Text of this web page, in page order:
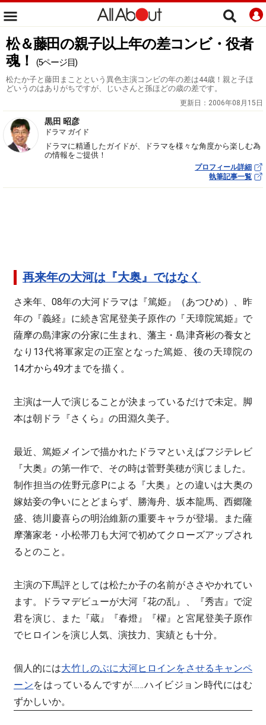
松＆藤田の親子以上年の差コンビ・役者
魂！
(5ページ目)
松たか子と藤田まことという異色主演コンビの年の差は44歳！親と子ほ
どいうのはありがちですが、じいさんと孫ほどの歳の差です。
更新日： 2006年08月15日
黒田 昭彦
ドラマ ガイド
ドラマに精通したガイドが、ドラマを様々な角度から楽しむ為
の情報をご提供！
プロフィール詳細
執筆記事一覧
再来年の大河は『大奥』ではなく
さ来年、08年の大河ドラマは『篤姫』（あつひめ）、昨
年の『義経』に続き宮尾登美子原作の『天璋院篤姫』で
薩摩の島津家の分家に生まれ、藩主・島津斉彬の養女と
なり13代将軍家定の正室となった篤姫、後の天璋院の
14才から49才までを描く。
主演は一人で演じることが決まっているだけで未定。脚
本は朝ドラ『さくら』の田淵久美子。
最近、篤姫メインで描かれたドラマといえばフジテレビ
『大奥』の第一作で、その時は菅野美穂が演じました。
制作担当の佐野元彦Pによる『大奥』との違いは大奥の
嫁姑妾の争いにとどまらず、勝海舟、坂本龍馬、西郷隆
盛、徳川慶喜らの明治維新の重要キャラが登場。また薩
摩藩家老・小松帯刀も大河で初めてクローズアップされ
るとのこと。
主演の下馬評としては松たか子の名前がささやかれてい
ます。ドラマデビューが大河『花の乱』、『秀吉』で淀
君を演じ、また『蔵』『春燈』『櫂』と宮尾登美子原作
でヒロインを演じ人気、演技力、実績とも十分。
個人的には大竹しのぶに大河ヒロインをさせるキャンペ
ーンをはっているんですが……ハイビジョン時代にはむ
ずかしいか。